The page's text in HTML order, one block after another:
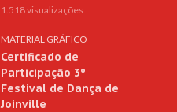
1.518 visualizações
MATERIAL GRÁFICO
Certificado de
Participação 3º
Festival de Dança de
Joinville